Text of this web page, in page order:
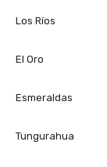
Los
El